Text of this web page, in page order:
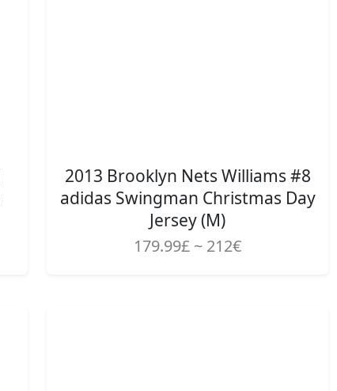
2013 Brooklyn Nets Williams #8
adidas Swingman Christmas Day
Jersey (M)
179.99£ ~ 212€